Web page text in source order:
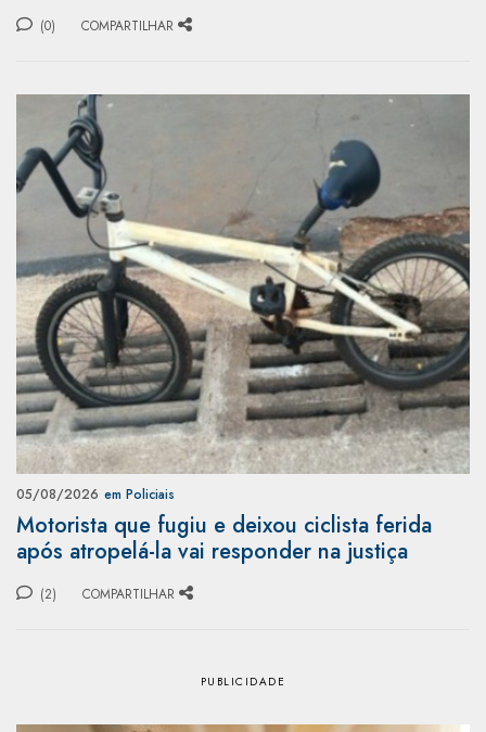
(0) COMPARTILHAR
05/08/2026 em Policiais
Motorista que fugiu e deixou ciclista ferida
após atropelá-la vai responder na justiça
(2) COMPARTILHAR